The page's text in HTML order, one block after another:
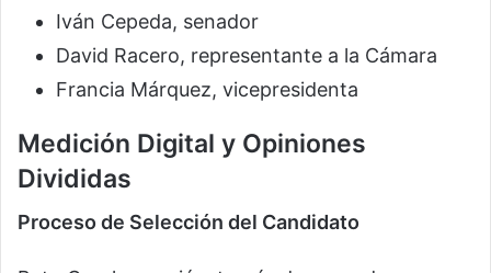
Iván Cepeda, senador
David Racero, representante a la Cámara
Francia Márquez, vicepresidenta
Medición Digital y Opiniones
Divididas
Proceso de Selección del Candidato